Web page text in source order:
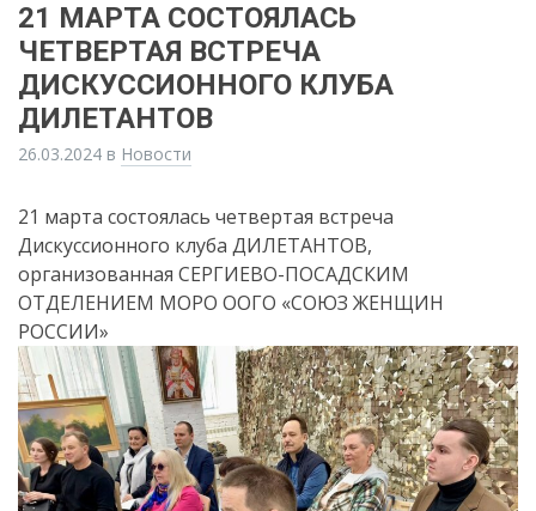
21 МАРТА СОСТОЯЛАСЬ
ЧЕТВЕРТАЯ ВСТРЕЧА
ДИСКУССИОННОГО КЛУБА
ДИЛЕТАНТОВ
26.03.2024 в Новости
21 марта состоялась четвертая встреча
Дискуссионного клуба ДИЛЕТАНТОВ,
организованная СЕРГИЕВО-ПОСАДСКИМ
ОТДЕЛЕНИЕМ МОРО ООГО «СОЮЗ ЖЕНЩИН
РОССИИ»